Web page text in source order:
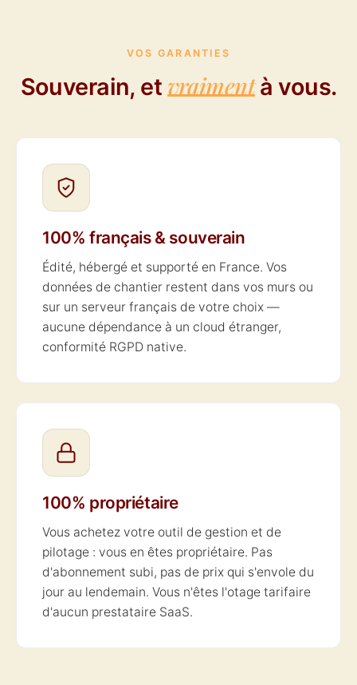
VOS GARANTIES
Souverain, et vraimentà vous.
100% français & souverain
Édité, hébergé et supporté en France. Vos
données de chantier restent dans vos murs ou
sur un serveur français de votre choix —
aucune dépendance à un cloud étranger,
conformité RGPD native.
100% propriétaire
Vous achetez votre outil de gestion et de
pilotage : vous en êtes propriétaire. Pas
d'abonnement subi, pas de prix qui s'envole du
jour au lendemain. Vous n'êtes l'otage tarifaire
d'aucun prestataire SaaS.